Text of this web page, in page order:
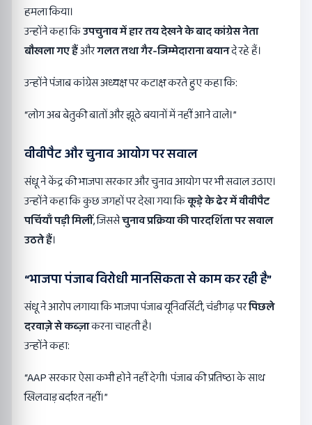
हमला किया।
उन्होंने कहा किउपचुनाव में हार तय देखने के बाद कांग्रेस नेता
बौखला गए हैंऔरगलत तथा गैर-जिम्मेदाराना बयानदे रहे हैं।
उन्होंने पंजाब कांग्रेस अध्यक्ष पर कटाक्ष करते हुए कहा कि:
“लोग अब बेतुकी बातों और झूठे बयानों में नहीं आने वाले।”
वीवीपैट और चुनाव आयोग पर सवाल
संधू ने केंद्र की भाजपा सरकार और चुनाव आयोग पर भी सवाल उठाए।
उन्होंने कहा कि कुछ जगहों पर देखा गया किकूड़े के ढेर में वीवीपैट
पर्चियाँ पड़ी मिलीं, जिससेचुनाव प्रक्रिया की पारदर्शिता पर सवाल
उठते हैं।
“भाजपा पंजाब विरोधी मानसिकता से काम कर रही है”
संधू ने आरोप लगाया कि भाजपा पंजाब यूनिवर्सिटी, चंडीगढ़ परपिछले
दरवाज़े से कब्ज़ाकरना चाहती है।
उन्होंने कहा:
“AAP सरकार ऐसा कभी होने नहीं देगी। पंजाब की प्रतिष्ठा के साथ
खिलवाड़ बर्दाश्त नहीं।”